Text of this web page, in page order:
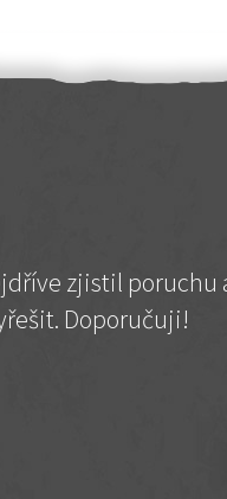
zjistil
Doporučuji!